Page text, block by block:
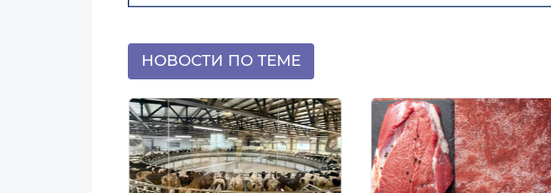
НОВОСТИ ПО ТЕМЕ